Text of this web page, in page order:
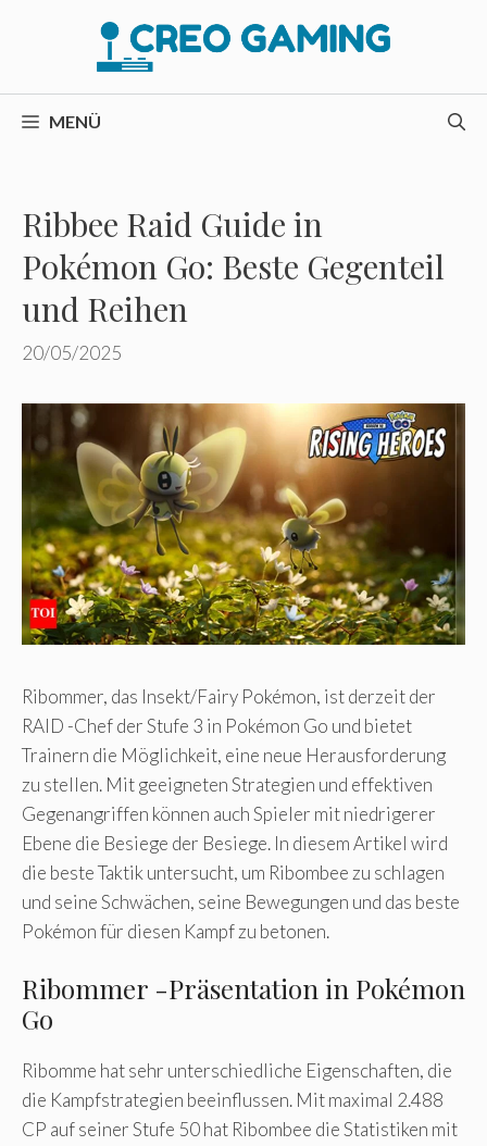
MENÜ
Ribbee Raid Guide in
Pokémon Go: Beste Gegenteil
und Reihen
20/05/2025
Ribommer, das Insekt/Fairy Pokémon, ist derzeit der
RAID -Chef der Stufe 3 in Pokémon Go und bietet
Trainern die Möglichkeit, eine neue Herausforderung
zu stellen. Mit geeigneten Strategien und effektiven
Gegenangriffen können auch Spieler mit niedrigerer
Ebene die Besiege der Besiege. In diesem Artikel wird
die beste Taktik untersucht, um Ribombee zu schlagen
und seine Schwächen, seine Bewegungen und das beste
Pokémon für diesen Kampf zu betonen.
Ribommer -Präsentation in Pokémon
Go
Ribomme hat sehr unterschiedliche Eigenschaften, die
die Kampfstrategien beeinflussen. Mit maximal 2.488
CP auf seiner Stufe 50 hat Ribombee die Statistiken mit